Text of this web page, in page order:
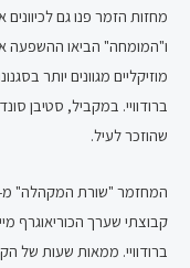
מחזות הזמר פנו גם
ו"המומחה" הביאו ההשפעה
מוזיקליים מגוונים יותר
ברודוויי. במקביל, סטיבן
שהוזכר לעיל.
קבוצתי שערך הכוריאוגרף
ברודוויי. ממאות שעות של